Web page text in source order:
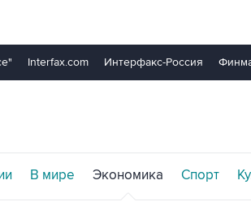
Interfax.com Интерфакс-Россия
В мире Экономика Спорт